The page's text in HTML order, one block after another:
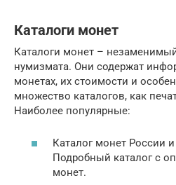
Каталоги монет
Каталоги монет –
нумизмата. Они содержат
монетах, их стоимости и
множество каталогов, как
Наиболее популярные:
Каталог монет России
Подробный каталог с
монет.